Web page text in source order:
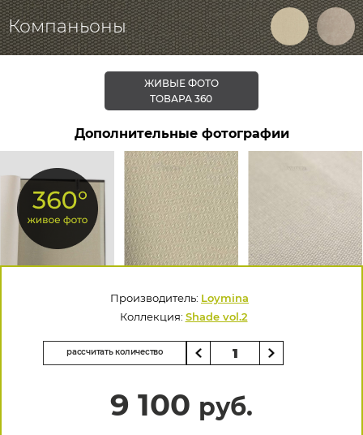
Компаньоны
ЖИВЫЕ ФОТО
ТОВАРА 360
Дополнительные фотографии
Производитель: Loymina
Коллекция: Shade vol.2
рассчитать количество
9 100 руб.